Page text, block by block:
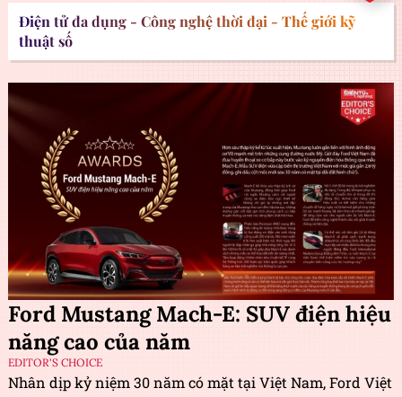
Điện tử đa dụng - Công nghệ thời đại - Thế giới kỹ
thuật số
Ford Mustang Mach-E: SUV điện hiệu
năng cao của năm
EDITOR'S CHOICE
Nhân dịp kỷ niệm 30 năm có mặt tại Việt Nam, Ford Việt